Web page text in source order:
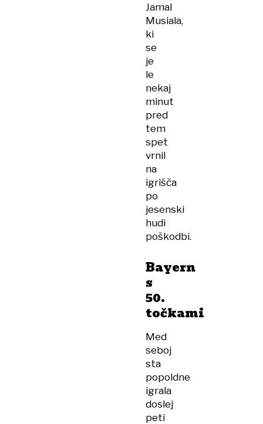
Jamal
Musiala,
ki
se
je
le
nekaj
minut
pred
tem
spet
vrnil
na
igrišča
po
jesenski
hudi
poškodbi.
Bayern
s
50.
točkami
Med
seboj
sta
popoldne
igrala
doslej
peti